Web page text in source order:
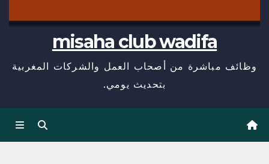
misaha club wadifa
وظائف مباشرة من أصحاب العمل والشركات المغربية
بتحديث يومي.